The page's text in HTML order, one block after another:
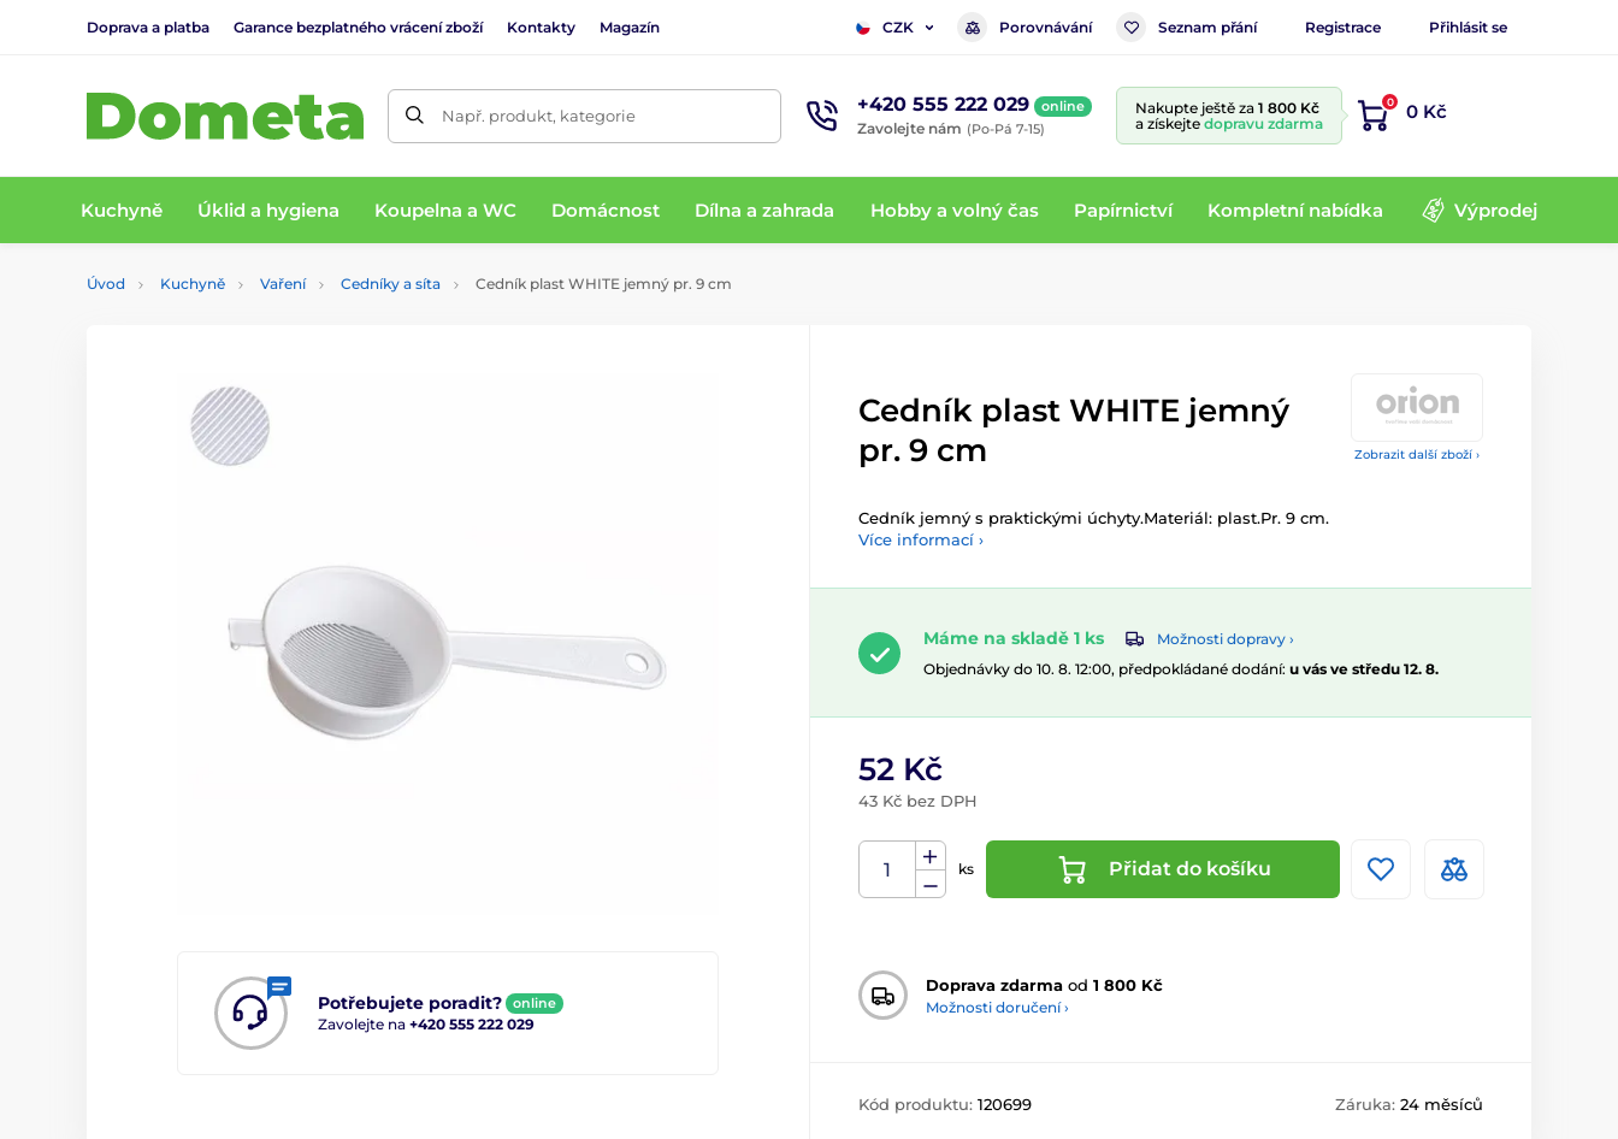
Doprava a platba Garance bezplatného vrácení zboží Kontakty Magazín CZK Porovnávání Seznam přání Registrace Přihlásit se
Např. produkt, kategorie +420 555 222 029 online
Zavolejte nám (Po-Pá 7-15)
Nakupte ještě za 1 800 Kč
a získejte dopravu zdarma
0 0 Kč
Kuchyně Úklid a hygiena Koupelna a WC Domácnost Dílna a zahrada Hobby a volný čas Papírnictví Kompletní nabídka Výprodej
Úvod Kuchyně Vaření Cedníky a síta Cedník plast WHITE jemný pr. 9 cm
Zobrazit další zboží ›
Potřebujete poradit? online
Zavolejte na +420 555 222 029
Cedník plast WHITE jemný
pr. 9 cm
Cedník jemný s praktickými úchyty.Materiál: plast.Pr. 9 cm.
Více informací ›
Máme na skladě 1 ks
Možnosti dopravy ›
Objednávky do 10. 8. 12:00, předpokládané dodání: u vás ve středu 12. 8.
52 Kč
43 Kč bez DPH
ks Přidat do košíku
Doprava zdarma od 1 800 Kč
Možnosti doručení ›
Kód produktu: 120699 Záruka: 24 měsíců